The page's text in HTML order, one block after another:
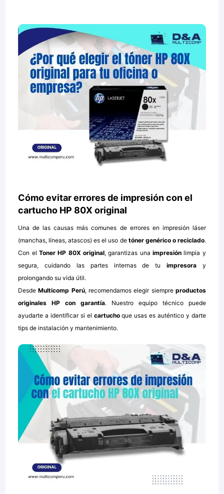
Cómo evitar errores de impresión con el
cartucho HP 80X original
Una de las causas más comunes de errores en impresión láser
(manchas, líneas, atascos) es el uso de tóner genérico o reciclado.
Con el Toner HP 80X original, garantizas unaimpresión limpia y
segura, cuidando las partes internas de tu impresoray
prolongando su vida útil.
DesdeMulticomp Perú, recomendamos elegir siempre productos
originales HP con garantía. Nuestro equipo técnico puede
ayudarte a identificar si el cartuchoque usas es auténtico y darte
tips de instalación y mantenimiento.